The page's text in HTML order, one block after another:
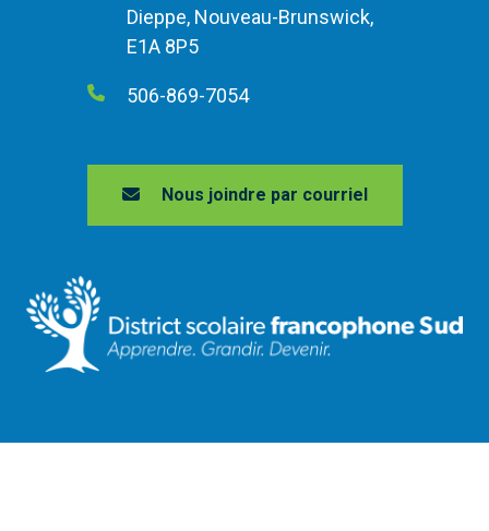
Dieppe, Nouveau-Brunswick,
E1A 8P5
506-869-7054
Nous joindre par courriel